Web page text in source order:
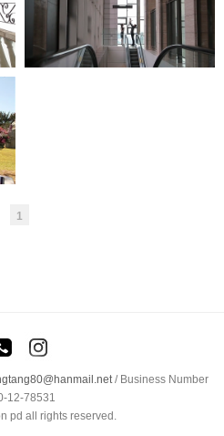
엘타워
1
/ Business Number
12-78531
pd all rights reserved.